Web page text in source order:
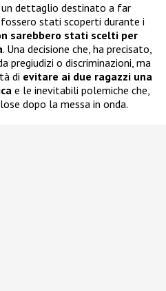
un dettaglio destinato a far
stati scoperti durante i
sarebbero stati scelti per
. Una decisione che, ha precisato,
pregiudizi o discriminazioni, ma
di evitare ai due ragazzi una
e le inevitabili polemiche che,
dopo la messa in onda.